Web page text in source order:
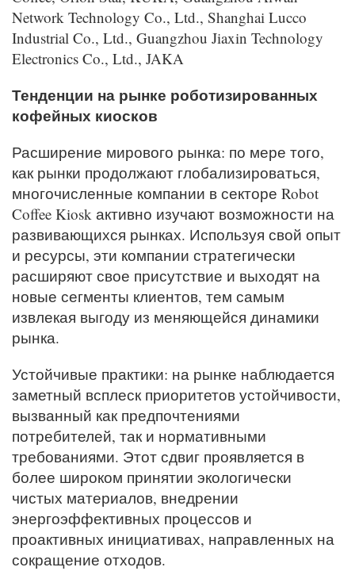
Network Technology Co., Ltd., Shanghai Lucco
Industrial Co., Ltd., Guangzhou Jiaxin Technology
Electronics Co., Ltd., JAKA
Тенденции на рынке роботизированных
кофейных киосков
Расширение мирового рынка: по мере того,
как рынки продолжают глобализироваться,
многочисленные компании в секторе Robot
Coffee Kiosk активно изучают возможности на
развивающихся рынках. Используя свой опыт
и ресурсы, эти компании стратегически
расширяют свое присутствие и выходят на
новые сегменты клиентов, тем самым
извлекая выгоду из меняющейся динамики
рынка.
Устойчивые практики: на рынке наблюдается
заметный всплеск приоритетов устойчивости,
вызванный как предпочтениями
потребителей, так и нормативными
требованиями. Этот сдвиг проявляется в
более широком принятии экологически
чистых материалов, внедрении
энергоэффективных процессов и
проактивных инициативах, направленных на
сокращение отходов.